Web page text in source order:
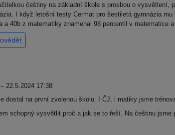
češtiny na základní škole s prosbou o
I když letošní testy Cermat pro šestiletá gymnázia
a 40b z matematiky znamenal 98 percentil v matematice
22.5.2024 17:38
dostal na první zvolenou školu. I ČJ, i matiky jsme
schopný vysvětlit proč a jak se to řeší. Na češtinu jsme